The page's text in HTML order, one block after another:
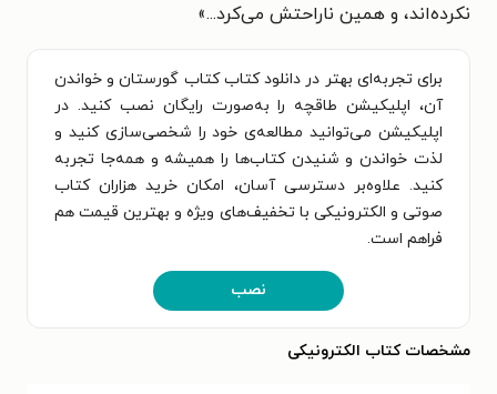
نکرده‌اند، و همین ناراحتش می‌کرد...»
برای تجربه‌ای بهتر در دانلود کتاب کتاب گورستان و خواندن
آن، اپلیکیشن طاقچه را به‌صورت رایگان نصب کنید. در
اپلیکیشن می‌توانید مطالعه‌ی خود را شخصی‌سازی کنید و
لذت خواندن و شنیدن کتاب‌ها را همیشه و همه‌جا تجربه
کنید. علاوه‌بر دسترسی آسان، امکان خرید هزاران کتاب
صوتی و الکترونیکی با تخفیف‌های ویژه و بهترین قیمت هم
فراهم است.
نصب
مشخصات کتاب الکترونیکی